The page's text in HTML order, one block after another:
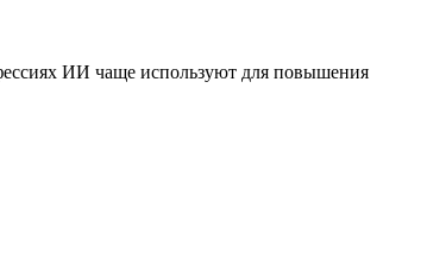
ИИ чаще используют для повышения